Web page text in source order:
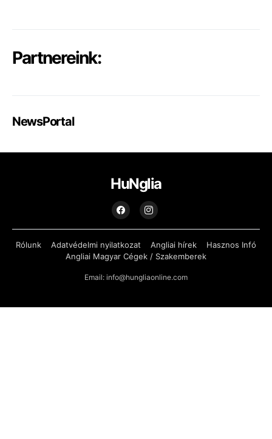
Partnereink:
NewsPortal
HuNglia
Rólunk Adatvédelmi nyilatkozat Angliai hírek
Hasznos Infó
Angliai Magyar Cégek / Szakemberek
Email: info@hungliaonline.com